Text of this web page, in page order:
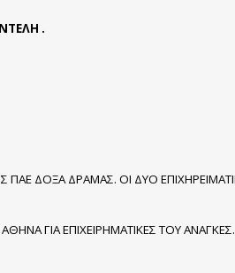
.
ΔΟΞΑ ΔΡΑΜΑΣ. ΟΙ ΔΥΟ
ΓΙΑ ΕΠΙΧΕΙΡΗΜΑΤΙΚΕΣ ΤΟΥ ΑΝΑΓΚΕΣ.